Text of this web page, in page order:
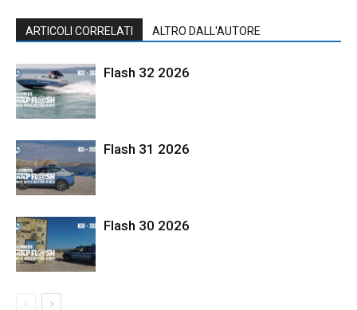
ARTICOLI CORRELATI ALTRO DALL'AUTORE
Flash 32 2026
Flash 31 2026
Flash 30 2026